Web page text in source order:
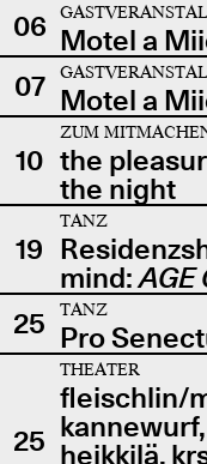
06 Motel a
07 Motel a
10
ZUM
the
the night
19
TANZ
mind:AGE
25
TANZ
Pro
25
THEATER
fleischlin/
heikkilä,